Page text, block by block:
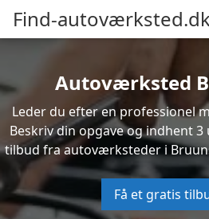
Find-
Autoværksted
Leder du efter en professionel
Beskriv din opgave og indhent
tilbud fra autoværksteder i
Få et gratis